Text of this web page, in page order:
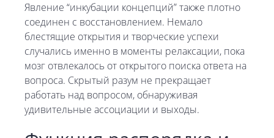
Явление “инкубации концепций” также плотно
соединен с восстановлением. Немало
блестящие открытия и творческие успехи
случались именно в моменты релаксации, пока
мозг отвлекалось от открытого поиска ответа на
вопроса. Скрытый разум не прекращает
работать над вопросом, обнаруживая
удивительные ассоциации и выходы.